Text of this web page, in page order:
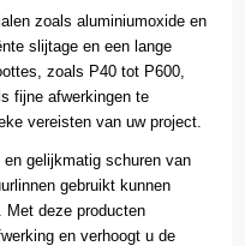
zoals aluminiumoxide en
slijtage en een lange
zoals P40 tot P600,
fijne afwerkingen te
vereisten van uw project.
gelijkmatig schuren van
gebruikt kunnen
Met deze producten
en verhoogt u de